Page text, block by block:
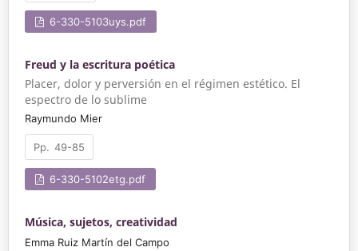
6-330-5103uys.pdf
Freud y la escritura poética
Placer, dolor y perversión en el régimen estético. El
espectro de lo sublime
Raymundo Mier
49-85
6-330-5102etg.pdf
Música, sujetos, creatividad
Emma Ruiz Martín del Campo